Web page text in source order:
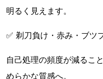
明るく見えます。
✅ 剃刀負け・赤み・ブツ
自己処理の頻度が減るこ
めらかな質感へ。